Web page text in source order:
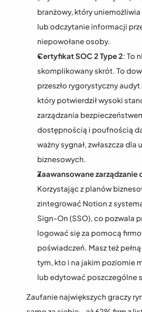
branżowy, który
lub odczytanie informacji
niepowołane osoby.
Certyfikat SOC 2 Type 2: To
skomplikowany skrót. To
przeszło rygorystyczny audyt
który potwierdził wysoki
zarządzania
dostępnością i poufnością
ważny sygnał, zwłaszcza dla
biznesowych.
Zaawansowane zarządzanie
Korzystając z planów
zintegrować Notion z
Sign-On (SSO), co pozwala
logować się za pomocą
poświadczeń. Masz też
tym, kto i na jakim poziomie
lub edytować poszczególne
Zaufanie największych graczy